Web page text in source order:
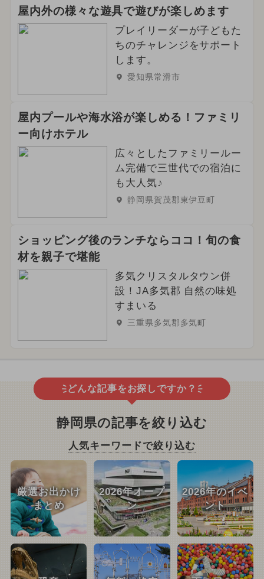
屋内外の様々な遊具で遊びが楽しめます
プレイリーダーが子どもた
ちのチャレンジをサポート
します。
愛知県常滑市
屋内プールや海水浴が楽しめる！ファミリ
ー向けホテル
広々としたファミリールー
ム完備で三世代での宿泊に
も大人気♪
静岡県賀茂郡東伊豆町
ショッピング後のランチならココ！旬の食
材を親子で堪能
多気クリスタルタウン併
設！JA多気郡 自然の味処
すまいる
三重県多気郡多気町
どんな記事をお探しですか？
静岡県の記事を絞り込む
人気キーワードで絞り込む
厳選お出かけ
まとめ
2026年オープ
ン
2026年のイベ
ント